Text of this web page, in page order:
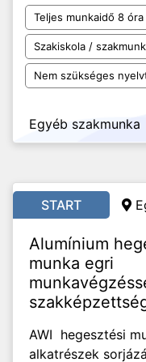
Teljes munkaidő 8 óra
Szakiskola /
Nem szükséges
Egyéb szakmunka
START
Alumínium
munka egri
AWI hegesztési
alkatrészek